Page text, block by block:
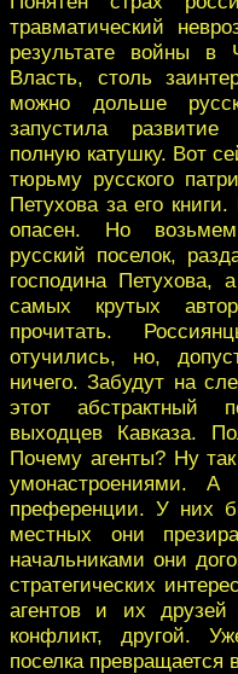
травматический
результате войны в
Власть, столь
можно дольше
запустила
полную катушку. Вот
тюрьму русского
Петухова за его
опасен. Но возьмем
русский поселок,
господина Петухова,
самых крутых
прочитать.
отучились, но,
ничего. Забудут на
этот абстрактный
выходцев Кавказа.
Почему агенты? Ну
умонастроениями.
преференции. У них
местных они
начальниками они
стратегических
агентов и их
конфликт, другой.
поселка превращается